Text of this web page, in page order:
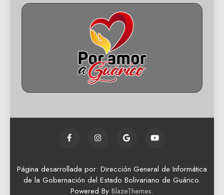
Página desarrollada por: Dirección General de Informática
de la Gobernación del Estado Bolivariano de Guárico.
Powered By BlazeThemes.